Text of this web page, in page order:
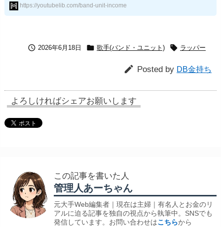
https://youtubelib.com/band-unit-income
 2026年6月18日  歌手(バンド・ユニット)  ラッパー
 Posted by DB金持ち
よろしければシェアお願いします
この記事を書いた人
管理人あーちゃん
元大手Web編集者｜現在は主婦｜有名人とお金のリ
アルに迫る記事を独自の視点から執筆中。SNSでも
発信しています。お問い合わせはこちらから